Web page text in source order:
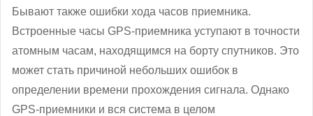
Бывают также ошибки хода часов приемника.
Встроенные часы GPS-приемника уступают в точности
атомным часам, находящимся на борту спутников. Это
может стать причиной небольших ошибок в
определении времени прохождения сигнала. Однако
GPS-приемники и вся система в целом